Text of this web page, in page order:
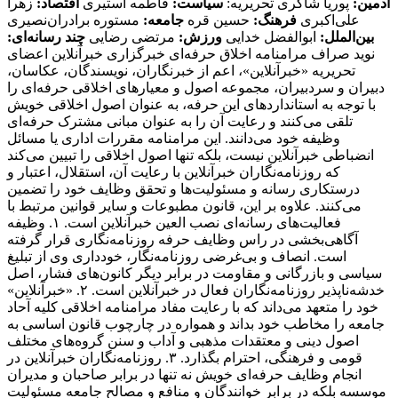
ادمین: پوریا شاکری تحریریه: سیاست: فاطمه استیری اقتصاد: زهرا
علی‌اکبری فرهنگ: حسین قره جامعه: مستوره برادران‌نصیری
بین‌الملل: ابوالفضل خدایی ورزش: مرتضی رضایی چند رسانه‌ای:
نوید صراف مرامنامه اخلاق حرفه‌ای خبرگزاری خبرآنلاین اعضای تحریریه «خبرآنلاین»، اعم از خبرنگاران، نویسندگان، عکاسان، دبیران و سردبیران، مجموعه اصول و معیارهای اخلاقی حرفه‌ای را با توجه به استانداردهای ‌این حرفه، به عنوان اصول اخلاقی خویش تلقی می‌کنند و رعایت آن را به عنوان مبانی مشترک حرفه‌ای وظیفه خود می‌دانند. این مرامنامه مقررات اداری یا مسائل انضباطی خبرآنلاین نیست، بلکه تنها اصول اخلاقی را تبیین می‌کند که روزنامه‌نگاران خبرآنلاین با رعایت آن، استقلال، اعتبار و درستکاری رسانه و مسئولیت‌ها و تحقق وظایف خود را تضمین می‌کنند. علاوه بر این، قانون مطبوعات و سایر قوانین مرتبط با فعالیت‌های رسانه‌ای نصب العین خبرآنلاین است. ۱. وظیفه آگاهی‌بخشی در راس وظایف حرفه روزنامه‌نگاری قرار گرفته است. انصاف و بی‌غرضی روزنامه‌نگار، خودداری وی از تبلیغ سیاسی و بازرگانی و مقاومت در برابر دیگر کانون‌های فشار، اصل خدشه‌ناپذیر روزنامه‌نگاران فعال در خبرآنلاین است. ۲. «خبرآنلاین» خود را متعهد می‌داند که با رعایت مفاد مرامنامه اخلاقی کلیه آحاد جامعه را مخاطب خود بداند و همواره در چارچوب قانون اساسی به اصول دینی و معتقدات مذهبی و آداب و سنن گروه‌های مختلف قومی و فرهنگی، احترام بگذارد. ۳. روزنامه‌نگاران خبرآنلاین در انجام وظایف حرفه‌ای خویش نه تنها در برابر صاحبان و مدیران موسسه بلکه در برابر خوانندگان و منافع و مصالح جامعه مسئولیت دارند.‌ این مسئولیت اجتماعی‌ ایجاب می‌کند اطلاعات کامل و به روز برای عموم با حفظ آزادی اطلاعات به منظور احقاق حق دسترسی به اطلاعات ارائه شود. ۴. وظیفه کسانی که وقایع مربوط به هر موضوع را شرح می‌دهند یا تفسیر می‌کنند این است که دانش لازم را درباره آن موضوع به نحوی که گزارش‌دهی و تفسیر به صورت دقیق و منصفانه امکان‌پذیر باشد کسب کنند. ۵. رسالت اجتماعی حرفه روزنامه‌نگاری‌ ایجاب می‌کند که روزنامه‌نگار همیشه در خدمت کشف و بیان حقیقت باشد. به موجب ‌این اصل، «خبرآنلاین» خود را متعهد می‌داند تا حد ممکن آنچه را که به راستی روی داده است و در آن شائبه دروغ راه ندارد، منعکس کند. ۶. روزنامه‌نگاران «خبرانلاین» خود را موظف می‌دانند در صورت ارتکاب به اشتباه، هرچه سریع‌تر آن را اصلاح کنند. اگر چه کار روزنامه‌نگاری با سرعت عمل همراه است،‌ این الزام نباید مانع کوشش و جست‌وجو برای پی‌بردن به صحت و سقم اطلاعات شود. همچنین بروز هر اشتباهی را به سرعت اطلاع می‌دهند و آن را در روزنامه تصحیح می‌کنند. ۷. خبرنگاران و نویسندگان «خبرآنلاین» بدون دخالت در ماجرا یا پیش‌فرض‌های خود، خبر و گزارش را تهیه و تنظیم می‌کنند. در عین حال «بی‌طرفی» به معنی بی‌نظر بودن «خبرآنلاین» و نویسندگان آن در قبال رویدادها نیست و روزنامه‌نگاران نظرات خود را در مقالاتی که تفسیر و تحلیلشان از مسائل است، بیان می‌کنند. ۸. روزنامه‌نگاران فعال در «خبرآنلاین» در انتشار مصاحبه‌های اختصاصی به حقوق مصاحبه‌شونده خود احترام می‌گذارند و متن تنظیمی مصاحبه را با رعایت حداکثر امانت‌داری منتشر می‌کنند. ضمنا در صورت درخواست مصاحبه‌شونده، ‌متن نهایی را به نظر او می‌رسانند و اصلاحات مورد نظر را اعمال و حتی در صورت انصراف وی از انتشار مصاحبه خودداری می‌کنند. ۹. به منظور رعایت حقوق مادی و معنوی خالقان و صاحبان آثار، خبرنگاران و نویسندگان «خبرآنلاین» حاصل کار دیگران را بدون ذکر منبع و در صورت لزوم کسب اجازه، باز انتشار نمی‌کنند. امضای یک روزنامه‌نگار تنها پای مطلبی قرار می‌گیرد که حاصل کار خود اوست. هرگونه سرقت ادبی، مخدوش ساختن متن‌ها، تصاویر، اسناد و نیز حذف اطلاعات اساسی مربوط به رویدادها نزد روزنامه‌نگاران «خبرآنلاین» مذموم و مطرود است. ۱۰. حریم خصوصی افراد محترم است و نباید بدون اجازه به آن وارد شد. روزنامه‌نگاران و نویسندگان «خبرآنلاین» با توجه خاص به حیثیت شخصی و زندگی خصوصی افراد، از تمامی مواردی که ممکن است با انتشار مطلب یا خبر آن به حیثیت افراد لطمه وارد آورد، اکیدا پرهیز می‌کنند. ۱۱. روزنامه‌نگاران و نویسندگان «خبرآنلاین» ادبیات پالوده و قلم متین را از مهم‌ترین ویژگی‌های خود می‌دانند و از لحن گزنده یا کلمات توهین‌آمیز علیه هیچ شخص یا نهادی، چه در خبر یا گزارش و چه در نظر، استفاده نمی‌کنند. ۱۲. روزنامه‌نگاران «خبرآنلاین» به طور مخفیانه از دوربین، میکروفن و یا دستگاه‌های ضبط صوت استفاده نخواهند کرد، مگر در زمانی که حق قانونی روزنامه‌نگار است، اما آشکارسازی لوازم فوق برای او مخاطره‌آمیز باشد. ۱۳. روزنامه‌نگاران «خبرآنلاین» برای کسب خبر، صریحا خود را روزنامه‌نگار معرفی می‌کنند و هرگز همچون کارآگاه یا جاسوس عمل نمی‌کنند. آنان همچنین از تحت فشار قرار دادن افراد برای کسب خبر پرهیز می‌کنند. ۱۴. روزنامه‌نگاران «خبرآنلاین» ضمن وقوف به آزادی خبر، تفسیر و انتقاد، می‌توانند از افشای منبع اطلاعات به جز صراحتی که قانون مطبوعات دارد (دستور مقام قضایی) خودداری کنند. محرمانه نگاه داشتن هویت منابعی که «خبرانلاین» نمی‌خواهد شناخته شوند، نافی ‌این اصل نیست که منابع خبری، جز در موارد استثنایی، باید به روشن‌ترین وجه معرفی شوند. از سوی دیگر ممکن است ناشناس ماندن اظهارکننده یک مطلب برای او فرصتی غیرمنصفانه فراهم آورد تا علیه دیگران سخن بگوید. در این صورت «خبرآنلاین» از انتشار اظهارات علیه دیگران توسط منبعی که نامش فاش نشود، پرهیز می‌کند. ۱۵. اولین و مهم‌ترین دغدغه روزنامه‌نگاران «خبرآنلاین»، تلاش در جهت ارتقای سطح کیفی وکمی مطالب «خبرآنلاین» است.‌ این بدان معناست که توفیق «خبرآنلاین» در تهیه و انتشار اخبار و گزارش‌های دست اول نتیجه تلاش‌های بی‌وقفه روزنامه‌نگاران آن است. ۱۶. روزنامه‌نگاران «خبرآنلاین» به حق دسترسی به مطالب، اخبار و گزارش‌های جمع‌آوری شده واقفند و پیش از انتشار مطالب تهیه شده مبادرت به فروش، واگذاری و افشای بخشی یا تمام آن مطلب به افراد خارج از خبرآنلاین علی‌الخصوص رسانه های رقیب، دوستان و وابستگان نزدیک خود نخواهند کرد. آنان با آگاهی کامل از خط‌مشی و سیاست‌های کلی روزنامه، متعهدانه و وفادارانه در جهت پیشبرد ‌این اهداف گام برمی‌دارند. ۱۷. روزنامه‌نگاران «خبرآنلاین» نام و عنوان «خبرآنلاین» را مورد استفاده شخصی قرار نمی‌دهند. آنان کارت‌های خبرنگاری خود را تنها در مواقع کسب خبر و امور مرتبط با حرفه خود یا ورود به سازمان‌های دولتی یا خصوصی به کار می‌گیرند. ۱۸. اظهارنظر نسبت به شخصیت‌های مورد توجه مخاطبان از جمله هنرمندان و ورزشکاران در قالب گفت‌وگو و یا نوشته از سوی روزنامه‌نگاران نباید کیفیت محتوا را تا سرحد نشریات زرد پایین آورد. ۱۹. از آنجا که کسب اخبار دست اول و انتشار آن یکی از ویژگی‌های بارز رسانه‌هاست و ‌این فرآیند منجر به جذب مخاطب بیشتر برای یک رسانه می‌شود، روزنامه‌نگاران «خبرآنلاین»، تمامی رسانه‌های خبری دیگر اعم از رسانه‌های چاپی، الکترونیکی، تصویری و صوتی را که در جهت تضاد و یا حتی همسو با رسانه خود هستند رقیب حرفه‌ای می‌انگارند و بر ‌این اساس، همکاری و فعالیت با آنان (در هر سطحی) را بدون مشورت و صلاحدید حوزه سردبیری، مغایر با تعهدات اخلاقی و حرفه‌ای می‌دانند. ۲۰. ارائه هرگونه اطلاعات محرمانه داخلی و اداری خبرآنلاین مغایر با وجدان و مسئولیت اخلاقی و حرفه‌ای روزنامه‌نگاران در قبال مجموعه خبرآنلاین است. ۲۱. داشتن صفحات شخصی در فضای مجازی حق مسلم هر فرد است. روزنامه‌نگاران «خبرآنلاین» نیز ازاین قاعده مستثنی نیستند. مهم نیست که تا چه میزان تلاش می‌کنند مطالبشان متمایز از مطالب موجود در خبرآنلاین باشد؛ بلکه نکته‌ اینجاست که به‌ هر حال مخاطبان، آنها را به عنوان روزنامه‌نگاران «خبرآنلاین» می‌شناسند و دیدگاه‌ها و نظراتشان را مرتبط با خط‌مشی آن تلقی می‌کنند. با علم به‌ این موضوع، روزنامه‌نگاران «خبرآنلاین» هرگونه فعالیت مجازی، حضور در شبکه های اجتماعی و یا مصاحبه و سخنرانی بدون در نظر گرفتن صلاحدید خبرآنلاین را مغایر با وجدان اخلاقی و حرفه‌ای خود می‌دانند. ۲۲. روزنامه‌نگاران فعال در «خبرآنلاین» از نوشتن در مورد مسائلی که نفع مستقیم مادی برای آنها و وابستگانشان دارند، پرهیز می‌کنند. از اطلاعاتی که به واسطه شغلشان به دست می‌آورند برای کسب منافع مالی و اقتصادی استفاده نمی‌کنند و این اطلاعات را به‌ این منظور در اختیار بستگان یا دوستانشان قرار نمی‌دهند. ۲۳. هرگونه مشارکت و همکاری تعهدآور با سازمان‌های حوزه فعالیت خود (اعم از استخدام، همکاری پاره‌وقت، انجام پروژه‌های مشترک و ارائه مشاوره و غیره) از نظر روزنامه‌نگاران «خبرآنلاین» مورد پذیرش نیست. چرا که ‌این نوع وابستگی‌ها به سازمان‌هایی که تحت پوشش خبری ‌این رسانه قرار دارند، بدون شک دیدگاه‌ها و نظرات روزنامه‌نگاران را به مرور زمان تحت‌ تاثیر خود قرار می‌دهد و از بازده کاری آنان می‌کاهد. ۲۴. روزنامه‌نگاران فعال در «خبرآنلاین» در مورد پذیرش هدایایی که از طرف اشخاص یا سازمان‌ها و نهادها ارائه می‌شود احتیاط می‌کنند. هر هدیه‌ای که ‌این شائبه را به وجود ‌آورد که در قبال آن انتظار همدلی به هنگام تهیه مطلب وجود دارد فورا پس داده می‌شود. اگر به روزنامه‌نگاری مستقیما پیشنهاد همکاری در قبال دریافت هدیه ارائه شد، موضوع را به مدیران مجموعه اطلاع می‌دهد و چنین موضوعی ممکن است بنا به صلاحدید سردبیر به اطلاع خوانندگان برسد. در عین حال روزنامه‌نگاران فعال در «خبرانلاین» هدایای ارزان‌قیمتی را که با «حسن نیت» ارائه می‌شود با احترام می‌پذیرند. هدایای گران‌تر را محترمانه باز می‌گردانند یا در اختیار روزنامه قرار می‌دهند تا به مصارف عمومی برسد. جوایز و هدایای بزرگداشت رسمی روزنامه‌نگاری از ‌این قاعده مستثنی است. ۲۵. روزنامه‌نگاران فعال « خبرآنلاین» سفرهایی را که هزینه آن به عهده سازمان و نهاد خاصی است قبول نمی‌کنند مگر با اجازه روزنامه و در صورت مهم بودن اطلاعاتی که قرار است در سفر جمع‌آوری شود. تبیین مواضع خبرگزاری «خبرآنلاین»: چگونه اصولگرایانی هستیم؟ با توجه به دوقطبی موجود ،‌ ما به اصولگرایان تعلق داریم و بدیهی است به اصول مشترک، باورمند و ملتزمیم که به دلیل رعایت اختصار از شرح آن صرف نظر می شود . آن چه در زیر می آید ما را از سایر جریان ها بویژه جریان غیر اصولگرایی متمایز می سازد؛ در عین حال با عنایت به گستردگی طیف اصولگرایی ، به برخی تفاوت برداشت های ما با سایر عزیزانی که در این طیف تعریف می شوند اشاره شده است: ۱. اصول مشترک جبهه اصولگرایان اعتقاد و التزام به اسلام ، انقلاب ، نظام ، امام و رهبری است. هر جریان یا فردی که به این اصول واقعا معتقد و ملتزم باشد و قرائت او از این اصول براساس قرائت رهبری باشد ، اصولگراست ، هر چند درسایر مسائل دارای سلوک، نظرات و سلیقه های متفاوتی باشد . به عبارت بهتر ، نقطه کانونی همه اصولگرایان، بینش واحد است و تمایزات آنها فقط در روش و منش نمود می یابد. ۲. پرده پوشی وکتمان انتقاد به همه دستگاه های کشور را، حتی آنهایی که توسط اصولگرایان اداره می شوند روا نمی دانیم و تمجیدات بی مبنا را ‌مصداق تعصب جاهلی قلمداد می کنیم. ۳. اتکای برخی سیاسیون به رسانه های فارسی زبان بیگانه علاوه برآن که نوعی توهین به رسانه های داخلی قلمداد می شود ،‌ مصداق حدیث خانواده را نزد غیربردن است. نباید فراموش کنیم اساس تاسیس رسانه های فارسی زبان توسط دولت های مخالف ایران ، فعالیت حرفه ای نیست و بنابراین یک عنصر هوشمند و دلسوز منافع ملی، تحت هیچ شرایطی، حتی بی مهری عامدانه ، بازیچه نمی شود و در این دام نمی افتد. ۴. معتقدیم می توان با افراد و افکارمخالف بود و مرزبندی داشت ولی در عین حال آنان را محترم شمرد. ادبیات دور از ادب را نشانه صراحت یا انقلابی گری نمی دانیم. ۵. بسنده کردن به افراد همجور را نوعی تعصب قبیله ای می شماریم که ضمنا کیان کشور را نیز به مخاطره افکند. بر همین منوال با خط کشی های سیاه و سفیدکه به رادیکالیسم دامن می زند موافق نیستیم. خود و